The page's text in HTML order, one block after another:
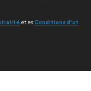
et esConditions d'ut